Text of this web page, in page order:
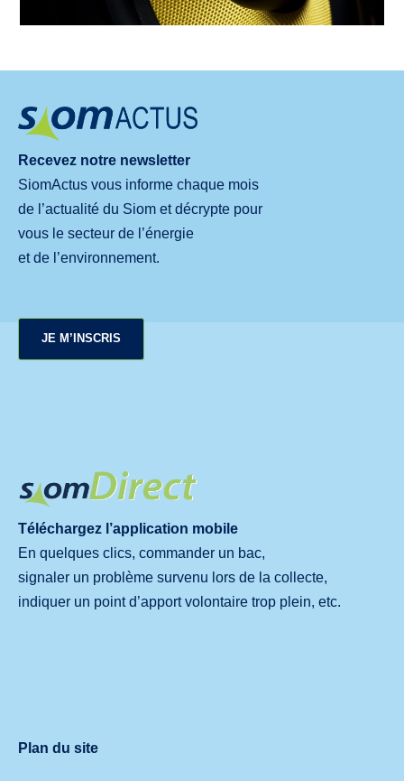
audio
Recevez notre newsletter
SiomActus vous informe chaque mois
de l’actualité du Siom et décrypte pour
vous le secteur de l’énergie
et de l’environnement.
JE M’INSCRIS
Téléchargez l’application mobile
En quelques clics, commander un bac,
signaler un problème survenu lors de la collecte,
indiquer un point d’apport volontaire trop plein, etc.
Plan du site